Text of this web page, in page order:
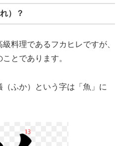
）？
料理であるフカヒレですが、
とであります。
ふか）という字は「魚」に